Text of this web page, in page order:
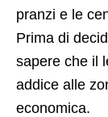
pranzi e le
Prima di
sapere che il
addice alle
economica.